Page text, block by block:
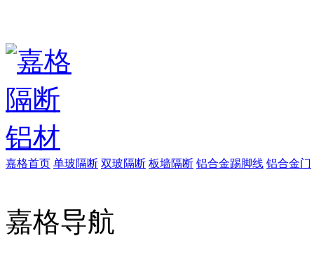
嘉格首页 单玻隔断 双玻隔断 板墙隔断 铝合金踢脚线 铝合金门
嘉格导航